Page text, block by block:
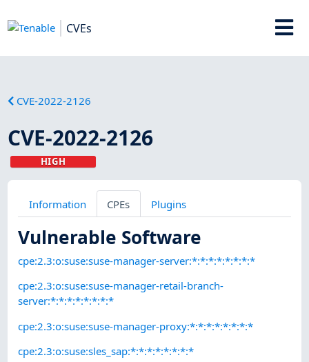
CVEs
CVE-2022-2126
CVE-2022-2126
HIGH
Information CPEs Plugins
Vulnerable Software
cpe:2.3:o:suse:suse-manager-server:*:*:*:*:*:*:*:*
cpe:2.3:o:suse:suse-manager-retail-branch-
server:*:*:*:*:*:*:*:*
cpe:2.3:o:suse:suse-manager-proxy:*:*:*:*:*:*:*:*
cpe:2.3:o:suse:sles_sap:*:*:*:*:*:*:*:*